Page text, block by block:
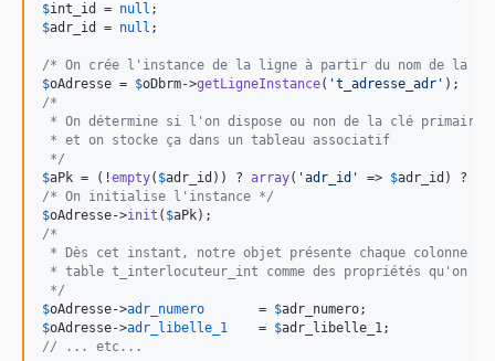
$int_id = null
$adr_id = null ;
/* On crée l'instance de la ligne à partir du nom de la
$oAdresse = $oDbrm->getLigneInstance( 't_adresse_adr '
/*
* On détermine si l'on dispose ou non de la clé primaire
* et on stocke ça dans un tableau associatif
*/
$aPk = (!empty( $adr_id )) ? array( 'adr_id ' => $adr_id ) ?
/* On initialise l'instance */
$oAdresse->init ( $aPk
/*
* Dès cet instant, notre objet présente chaque colonne
* table t_interlocuteur_int comme des propriétés qu'on
*/
$oAdresse->adr_numero
       =
$adr_numero
$oAdresse->adr_libelle_1
    =
$adr_libelle_1
// ... etc...